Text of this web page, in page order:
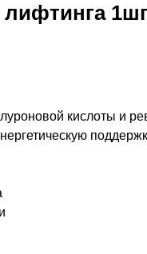
лифтинга
кислоты и